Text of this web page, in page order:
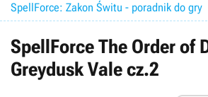
SpellForce: Zakon Świtu - poradnik do gry
SpellForce The Order of
Greydusk Vale cz.2